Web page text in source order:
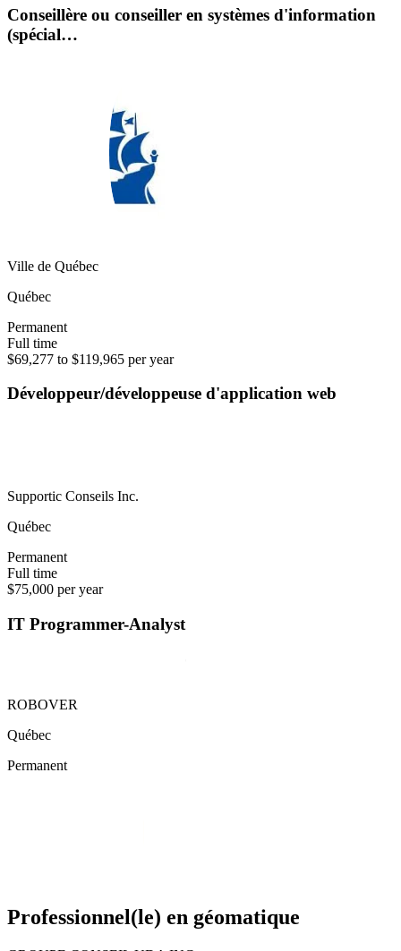
Conseillère ou conseiller en systèmes d'information
(spécial…
Ville de Québec
Québec
Permanent
Full time
$69,277 to $119,965 per year
Développeur/développeuse d'application web
Supportic Conseils Inc.
Québec
Permanent
Full time
$75,000 per year
IT Programmer-Analyst
ROBOVER
Québec
Permanent
Professionnel(le) en géomatique